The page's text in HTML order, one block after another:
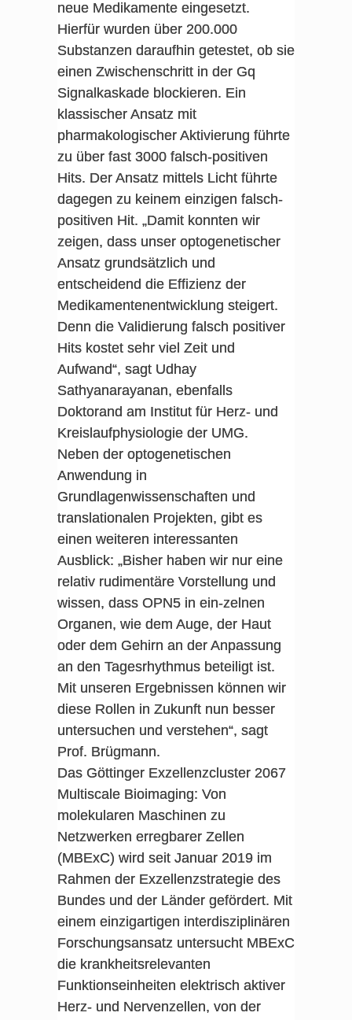
neue Medikamente eingesetzt.
Hierfür wurden über 200.000
Substanzen daraufhin getestet, ob sie
einen Zwischenschritt in der Gq
Signalkaskade blockieren. Ein
klassischer Ansatz mit
pharmakologischer Aktivierung führte
zu über fast 3000 falsch-positiven
Hits. Der Ansatz mittels Licht führte
dagegen zu keinem einzigen falsch-
positiven Hit. „Damit konnten wir
zeigen, dass unser optogenetischer
Ansatz grundsätzlich und
entscheidend die Effizienz der
Medikamentenentwicklung steigert.
Denn die Validierung falsch positiver
Hits kostet sehr viel Zeit und
Aufwand“, sagt Udhay
Sathyanarayanan, ebenfalls
Doktorand am Institut für Herz- und
Kreislaufphysiologie der UMG.
Neben der optogenetischen
Anwendung in
Grundlagenwissenschaften und
translationalen Projekten, gibt es
einen weiteren interessanten
Ausblick: „Bisher haben wir nur eine
relativ rudimentäre Vorstellung und
wissen, dass OPN5 in ein-zelnen
Organen, wie dem Auge, der Haut
oder dem Gehirn an der Anpassung
an den Tagesrhythmus beteiligt ist.
Mit unseren Ergebnissen können wir
diese Rollen in Zukunft nun besser
untersuchen und verstehen“, sagt
Prof. Brügmann.
Das Göttinger Exzellenzcluster 2067
Multiscale Bioimaging: Von
molekularen Maschinen zu
Netzwerken erregbarer Zellen
(MBExC) wird seit Januar 2019 im
Rahmen der Exzellenzstrategie des
Bundes und der Länder gefördert. Mit
einem einzigartigen interdisziplinären
Forschungsansatz untersucht MBExC
die krankheitsrelevanten
Funktionseinheiten elektrisch aktiver
Herz- und Nervenzellen, von der